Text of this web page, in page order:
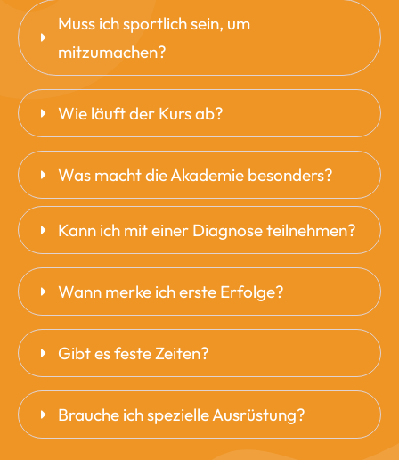
Muss ich sportlich sein, um
mitzumachen?
Wie läuft der Kurs ab?
Was macht die Akademie besonders?
Kann ich mit einer Diagnose teilnehmen?
Wann merke ich erste Erfolge?
Gibt es feste Zeiten?
Brauche ich spezielle Ausrüstung?